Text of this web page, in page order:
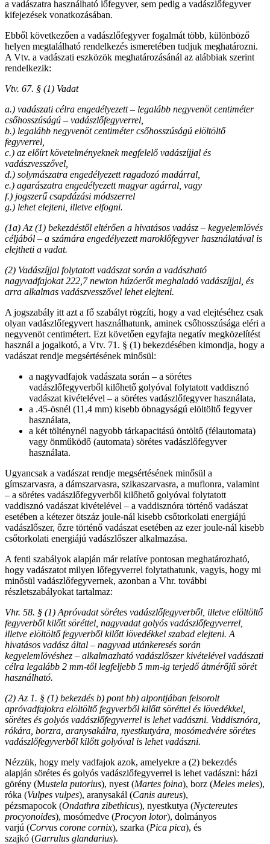
a vadászatra használható lőfegyver, sem pedig a vadászlőfegyver
kifejezések vonatkozásában.
Ebből következően a vadászlőfegyver fogalmát több, különböző
helyen megtalálható rendelkezés ismeretében tudjuk meghatározni.
A Vtv. a vadászati eszközök meghatározásánál az alábbiak szerint
rendelkezik:
Vtv. 67. § (1) Vadat
a.) vadászati célra engedélyezett – legalább negyvenöt centiméter
csőhosszúságú – vadászlőfegyverrel,
b.) legalább negyvenöt centiméter csőhosszúságú elöltöltő
fegyverrel,
c.) az előírt követelményeknek megfelelő vadászíjjal és
vadászvesszővel,
d.) solymászatra engedélyezett ragadozó madárral,
e.) agarászatra engedélyezett magyar agárral, vagy
f.) jogszerű csapdázási módszerrel
g.) lehet elejteni, illetve elfogni.
(1a) Az (1) bekezdéstől eltérően a hivatásos vadász – kegyelemlövés
céljából – a számára engedélyezett maroklőfegyver használatával is
elejtheti a vadat.
(2) Vadászíjjal folytatott vadászat során a vadászható
nagyvadfajokat 222,7 newton húzóerőt meghaladó vadászíjjal, és
arra alkalmas vadászvesszővel lehet elejteni.
A jogszabály itt azt a fő szabályt rögzíti, hogy a vad elejtéséhez csak
olyan vadászlőfegyvert használhatunk, aminek csőhosszúsága eléri a
negyvenöt centimétert. Ezt követően egyfajta negatív megközelítést
használ a jogalkotó, a Vtv. 71. § (1) bekezdésében kimondja, hogy a
vadászat rendje megsértésének minősül:
a nagyvadfajok vadászata során – a sörétes
vadászlőfegyverből kilőhető golyóval folytatott vaddisznó
vadászat kivételével – a sörétes vadászlőfegyver használata,
a .45-ösnél (11,4 mm) kisebb öbnagyságú elöltöltő fegyver
használata,
a két tölténynél nagyobb tárkapacitású öntöltő (félautomata)
vagy önműködő (automata) sörétes vadászlőfegyver
használata.
Ugyancsak a vadászat rendje megsértésének minősül a
gímszarvasra, a dámszarvasra, szikaszarvasra, a muflonra, valamint
– a sörétes vadászlőfegyverből kilőhető golyóval folytatott
vaddisznó vadászat kivételével – a vaddisznóra történő vadászat
esetében a kétezer ötszáz joule-nál kisebb csőtorkolati energiájú
vadászlőszer, őzre történő vadászat esetében az ezer joule-nál kisebb
csőtorkolati energiájú vadászlőszer alkalmazása.
A fenti szabályok alapján már relatíve pontosan meghatározható,
hogy vadászatot milyen lőfegyverrel folytathatunk, vagyis, hogy mi
minősül vadászlőfegyvernek, azonban a Vhr. további
részletszabályokat tartalmaz:
Vhr. 58. § (1) Apróvadat sörétes vadászlőfegyverből, illetve elöltöltő
fegyverből kilőtt söréttel, nagyvadat golyós vadászlőfegyverrel,
illetve elöltöltő fegyverből kilőtt lövedékkel szabad elejteni. A
hivatásos vadász által – nagyvad utánkeresés során
kegyelemlövéshez – alkalmazható vadászlőszer kivételével vadászati
célra legalább 2 mm-től legfeljebb 5 mm-ig terjedő átmérőjű sörét
használható.
(2) Az 1. § (1) bekezdés b) pont bb) alpontjában felsorolt
apróvadfajokra elöltöltő fegyverből kilőtt söréttel és lövedékkel,
sörétes és golyós vadászlőfegyverrel is lehet vadászni. Vaddisznóra,
rókára, borzra, aranysakálra, nyestkutyára, mosómedvére sörétes
vadászlőfegyverből kilőtt golyóval is lehet vadászni.
Nézzük, hogy mely vadfajok azok, amelyekre a (2) bekezdés
alapján sörétes és golyós vadászlőfegyverrel is lehet vadászni: házi
görény (Mustela putorius), nyest (Martes foina), borz (Meles meles),
róka (Vulpes vulpes), aranysakál (Canis aureus),
pézsmapocok (Ondathra zibethicus), nyestkutya (Nyctereutes
procyonoides), mosómedve (Procyon lotor), dolmányos
varjú (Corvus corone cornix), szarka (Pica pica), és
szajkó (Garrulus glandarius).